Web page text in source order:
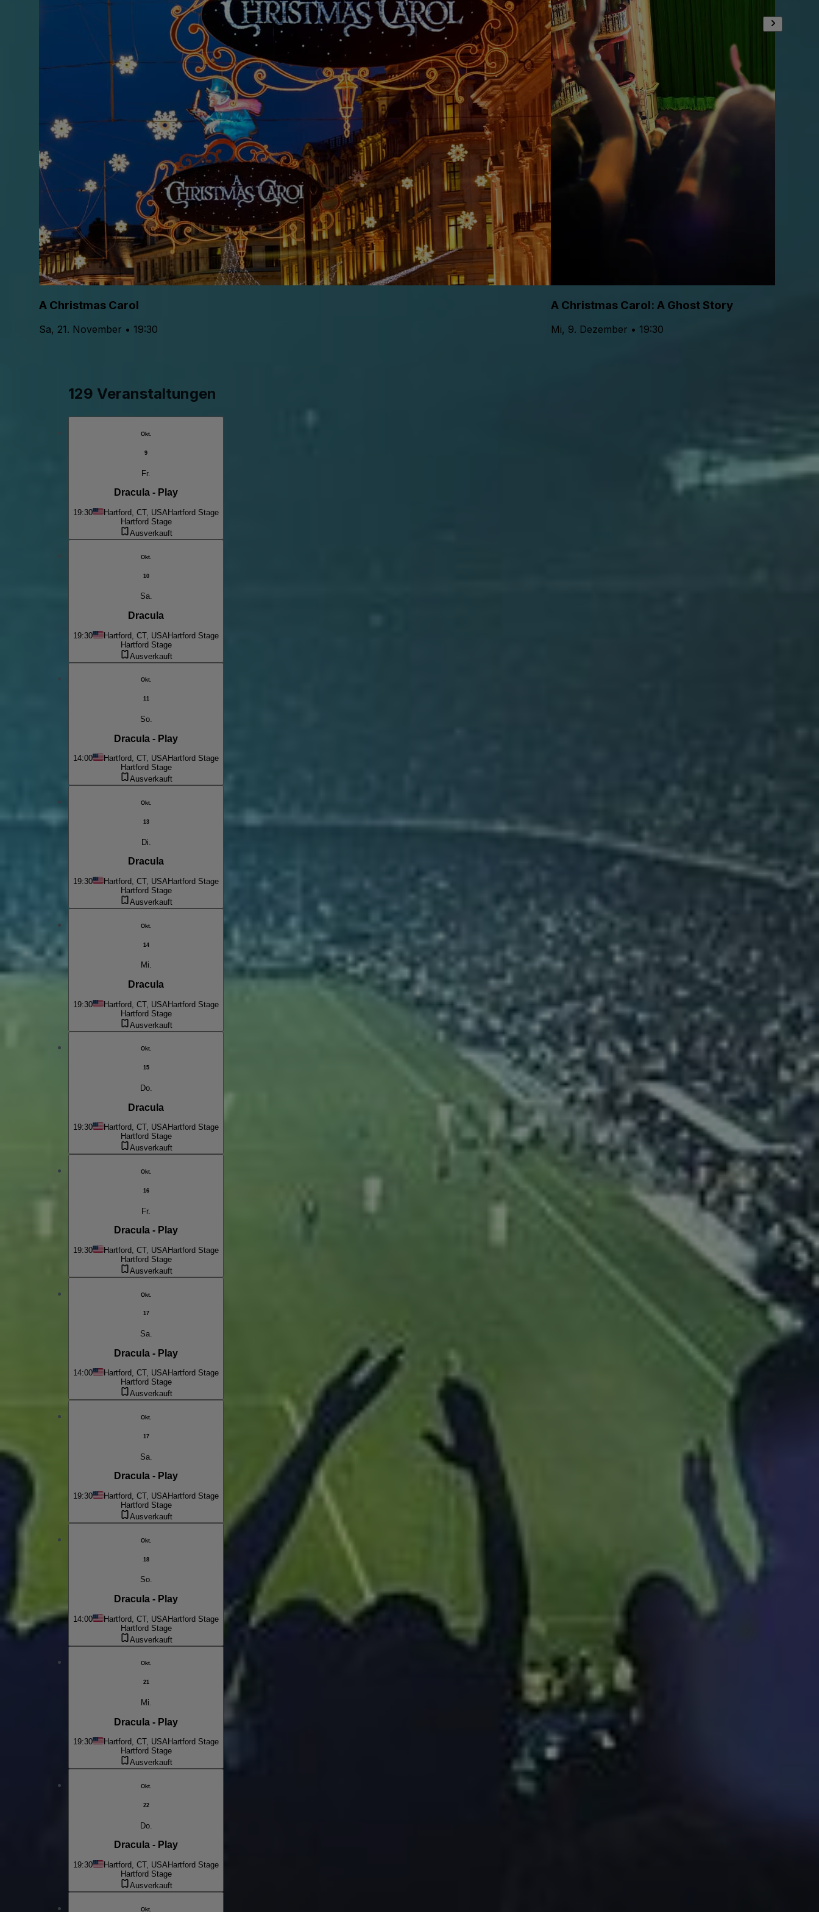
A Christmas Carol
Sa, 21. November • 19:30
A Christmas Carol: A Ghost Story
Mi, 9. Dezember • 19:30
129 Veranstaltungen
Okt.
9
Fr.
Dracula - Play
19:30 Hartford, CT, USAHartford Stage
Hartford Stage
Ausverkauft
Okt.
10
Sa.
Dracula
19:30 Hartford, CT, USAHartford Stage
Hartford Stage
Ausverkauft
Okt.
11
So.
Dracula - Play
14:00 Hartford, CT, USAHartford Stage
Hartford Stage
Ausverkauft
Okt.
13
Di.
Dracula
19:30 Hartford, CT, USA Hartford Stage
Hartford Stage
Ausverkauft
Okt.
14
Mi.
Dracula
19:30 Hartford, CT, USAHartford Stage
Hartford Stage
Ausverkauft
Okt.
15
Do.
Dracula
19:30 Hartford, CT, USAHartford Stage
Hartford Stage
Ausverkauft
Okt.
16
Fr.
Dracula - Play
19:30 Hartford, CT, USA Hartford Stage
Hartford Stage
Ausverkauft
Okt.
17
Sa.
Dracula - Play
14:00 Hartford, CT, USAHartford Stage
Hartford Stage
Ausverkauft
Okt.
17
Sa.
Dracula - Play
19:30 Hartford, CT, USAHartford Stage
Hartford Stage
Ausverkauft
Okt.
18
So.
Dracula - Play
14:00 Hartford, CT, USAHartford Stage
Hartford Stage
Ausverkauft
Okt.
21
Mi.
Dracula - Play
19:30 Hartford, CT, USAHartford Stage
Hartford Stage
Ausverkauft
Okt.
22
Do.
Dracula - Play
19:30 Hartford, CT, USA Hartford Stage
Hartford Stage
Ausverkauft
Okt.